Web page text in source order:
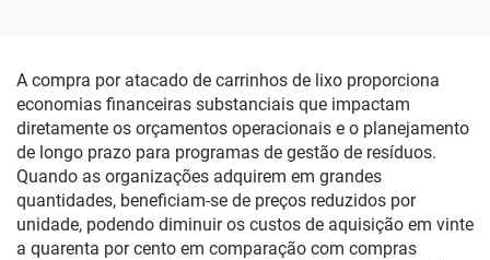
A compra por atacado de carrinhos de lixo proporciona
economias financeiras substanciais que impactam
diretamente os orçamentos operacionais e o planejamento
de longo prazo para programas de gestão de resíduos.
Quando as organizações adquirem em grandes
quantidades, beneficiam-se de preços reduzidos por
unidade, podendo diminuir os custos de aquisição em vinte
a quarenta por cento em comparação com compras